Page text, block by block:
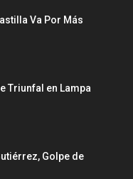
Va Por Más
Triunfal en Lampa
Golpe de